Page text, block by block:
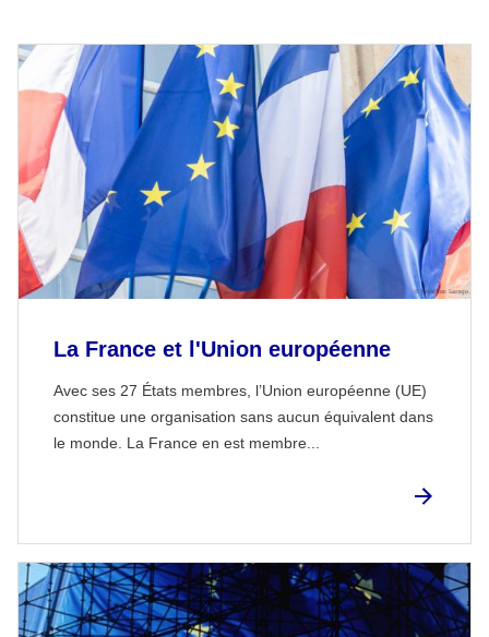
La France et l'Union européenne
Avec ses 27 États membres, l’Union européenne (UE)
constitue une organisation sans aucun équivalent dans
le monde. La France en est membre...